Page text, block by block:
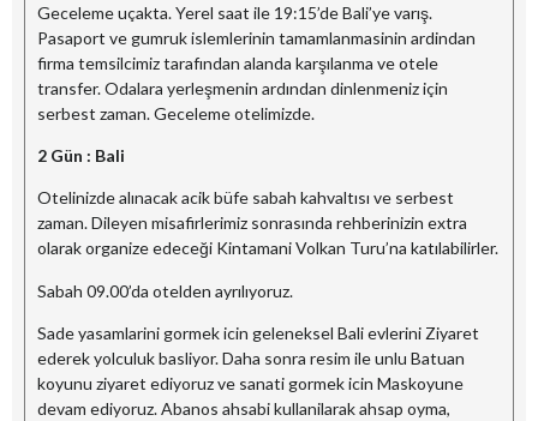
Geceleme uçakta. Yerel saat ile 19:15’de Bali’ye varış.
Pasaport ve gumruk islemlerinin tamamlanmasinin ardindan
firma temsilcimiz tarafından alanda karşılanma ve otele
transfer. Odalara yerleşmenin ardından dinlenmeniz için
serbest zaman. Geceleme otelimizde.
2 Gün : Bali
Otelinizde alınacak acik büfe sabah kahvaltısı ve serbest
zaman. Dileyen misafirlerimiz sonrasında rehberinizin extra
olarak organize edeceği Kintamani Volkan Turu’na katılabilirler.
Sabah 09.00’da otelden ayrılıyoruz.
Sade yasamlarini gormek icin geleneksel Bali evlerini Ziyaret
ederek yolculuk basliyor. Daha sonra resim ile unlu Batuan
koyunu ziyaret ediyoruz ve sanati gormek icin Maskoyune
devam ediyoruz. Abanos ahsabi kullanilarak ahsap oyma,